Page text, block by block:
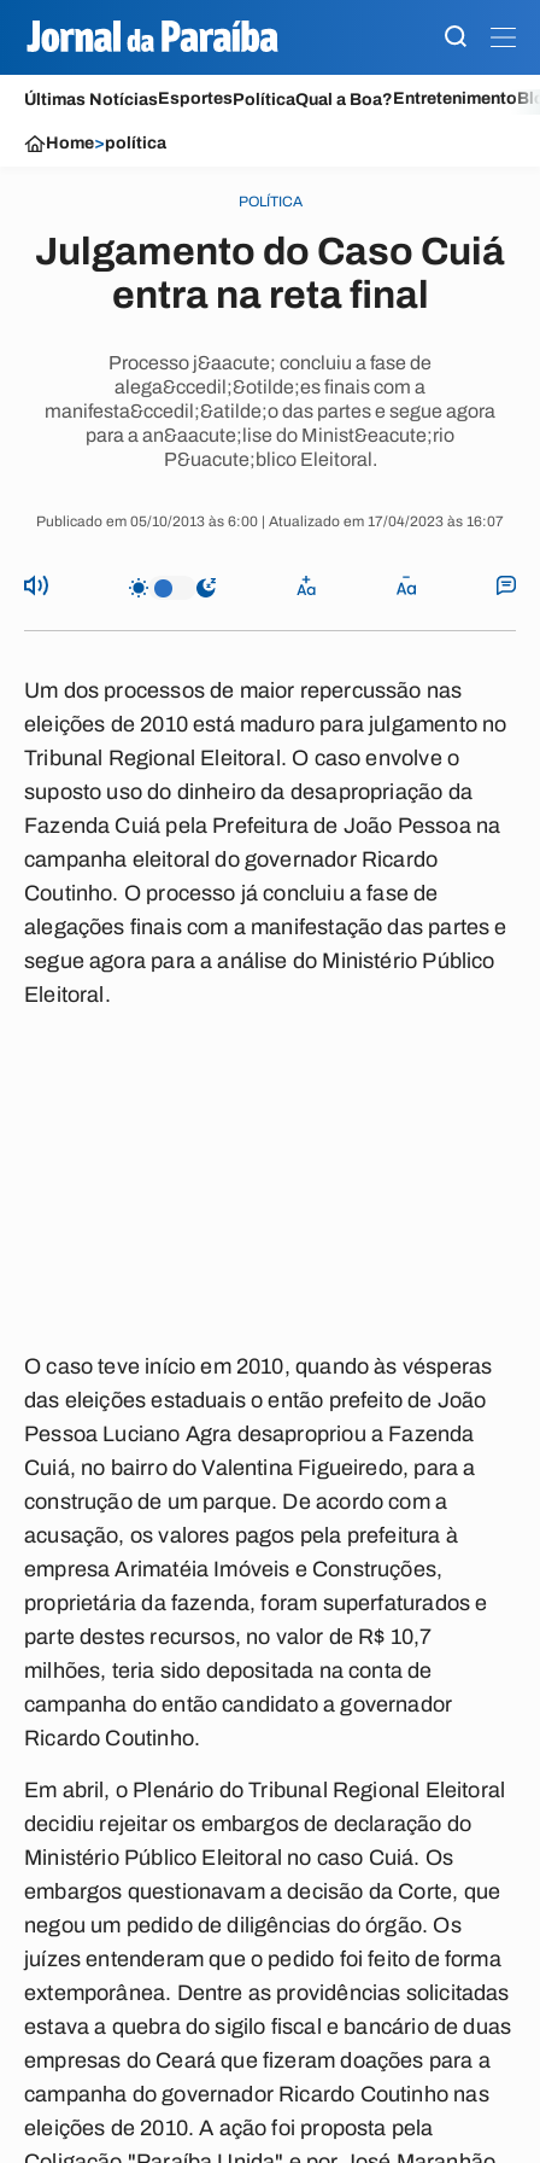
Últimas NotíciasEsportesPolíticaQual a Boa?Entretenimento
Home>política
POLÍTICA
Julgamento do Caso Cuiá
entra na reta final
Processo j&aacute; concluiu a fase de
alega&ccedil;&otilde;es finais com a
manifesta&ccedil;&atilde;o das partes e segue agora
para a an&aacute;lise do Minist&eacute;rio
P&uacute;blico Eleitoral.
Publicado em 05/10/2013 às 6:00 | Atualizado em 17/04/2023 às 16:07
Um dos processos de maior repercussão nas
eleições de 2010 está maduro para julgamento no
Tribunal Regional Eleitoral. O caso envolve o
suposto uso do dinheiro da desapropriação da
Fazenda Cuiá pela Prefeitura de João Pessoa na
campanha eleitoral do governador Ricardo
Coutinho. O processo já concluiu a fase de
alegações finais com a manifestação das partes e
segue agora para a análise do Ministério Público
Eleitoral.
O caso teve início em 2010, quando às vésperas
das eleições estaduais o então prefeito de João
Pessoa Luciano Agra desapropriou a Fazenda
Cuiá, no bairro do Valentina Figueiredo, para a
construção de um parque. De acordo com a
acusação, os valores pagos pela prefeitura à
empresa Arimatéia Imóveis e Construções,
proprietária da fazenda, foram superfaturados e
parte destes recursos, no valor de R$ 10,7
milhões, teria sido depositada na conta de
campanha do então candidato a governador
Ricardo Coutinho.
Em abril, o Plenário do Tribunal Regional Eleitoral
decidiu rejeitar os embargos de declaração do
Ministério Público Eleitoral no caso Cuiá. Os
embargos questionavam a decisão da Corte, que
negou um pedido de diligências do órgão. Os
juízes entenderam que o pedido foi feito de forma
extemporânea. Dentre as providências solicitadas
estava a quebra do sigilo fiscal e bancário de duas
empresas do Ceará que fizeram doações para a
campanha do governador Ricardo Coutinho nas
eleições de 2010. A ação foi proposta pela